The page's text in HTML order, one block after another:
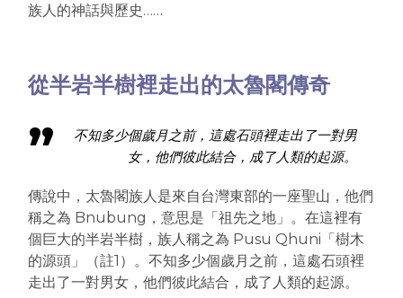
族人的神話與歷史……
從半岩半樹裡走出的太魯閣傳奇
不知多少個歲月之前，這處石頭裡走出了一對男
女，他們彼此結合，成了人類的起源。
傳說中，太魯閣族人是來自台灣東部的一座聖山，他們
稱之為 Bnubung，意思是「祖先之地」。在這裡有
個巨大的半岩半樹，族人稱之為 Pusu Qhuni「樹木
的源頭」（註1）。不知多少個歲月之前，這處石頭裡
走出了一對男女，他們彼此結合，成了人類的起源。